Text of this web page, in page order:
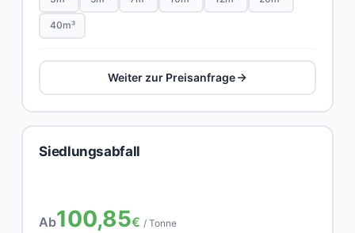
40m³
Weiter zur Preisanfrage
Siedlungsabfall
Ab100,85€ / Tonne